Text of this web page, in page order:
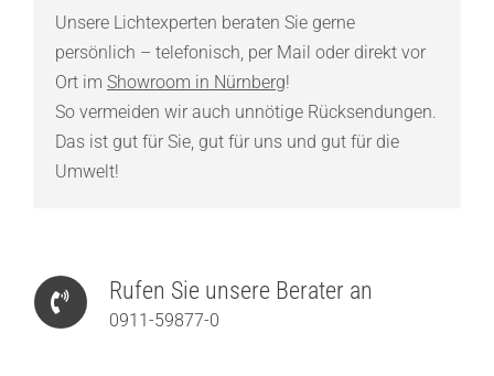
Unsere Lichtexperten beraten Sie gerne
persönlich – telefonisch, per Mail oder direkt vor
Ort im Showroom in Nürnberg!
So vermeiden wir auch unnötige Rücksendungen.
Das ist gut für Sie, gut für uns und gut für die
Umwelt!
Rufen Sie unsere Berater an
0911-59877-0